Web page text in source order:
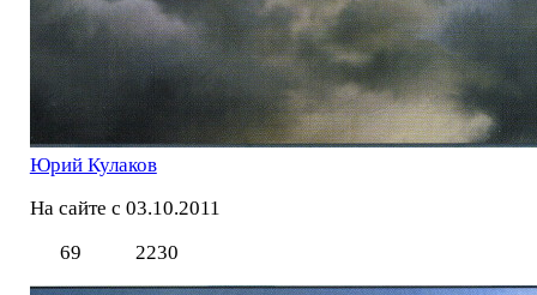
Юрий Кулаков
На сайте с 03.10.2011
69
2230